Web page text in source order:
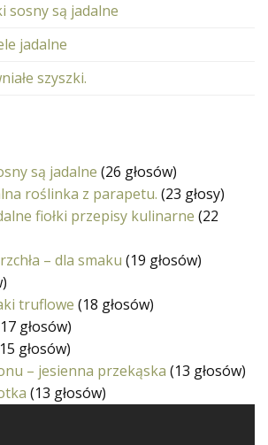
sosny są jadalne
jadalne
szyszki.
są jadalne (26 głosów)
roślinka z parapetu. (23 głosy)
fiołki przepisy kulinarne (22
– dla smaku (19 głosów)
truflowe (18 głosów)
głosów)
głosów)
– jesienna przekąska (13 głosów)
(13 głosów)